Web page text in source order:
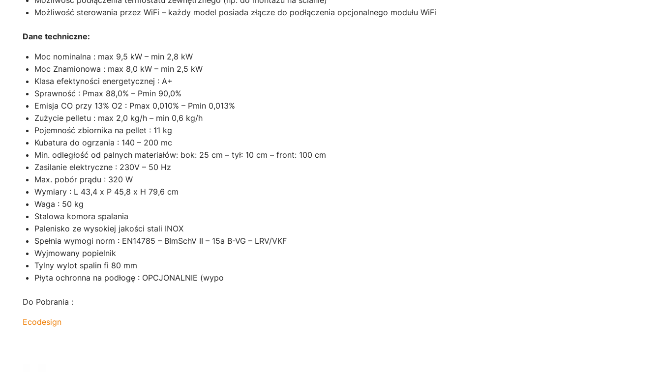
Możliwość sterowania przez WiFi – każdy model posiada złącze do podłączenia opcjonalnego modułu WiFi
Dane techniczne:
Moc nominalna : max 9,5 kW – min 2,8 kW
Moc Znamionowa : max 8,0 kW – min 2,5 kW
Klasa efektyności energetycznej : A+
Sprawność : Pmax 88,0% – Pmin 90,0%
Emisja CO przy 13% O2 : Pmax 0,010% – Pmin 0,013%
Zużycie pelletu : max 2,0 kg/h – min 0,6 kg/h
Pojemność zbiornika na pellet : 11 kg
Kubatura do ogrzania : 140 – 200 mc
Min. odległość od palnych materiałów: bok: 25 cm – tył: 10 cm – front: 100 cm
Zasilanie elektryczne : 230V – 50 Hz
Max. pobór prądu : 320 W
Wymiary : L 43,4 x P 45,8 x H 79,6 cm
Waga : 50 kg
Stalowa komora spalania
Palenisko ze wysokiej jakości stali INOX
Spełnia wymogi norm : EN14785 – BImSchV II – 15a B-VG – LRV/VKF
Wyjmowany popielnik
Tylny wylot spalin fi 80 mm
Płyta ochronna na podłogę : OPCJONALNIE (wypo
Do Pobrania :
Ecodesign